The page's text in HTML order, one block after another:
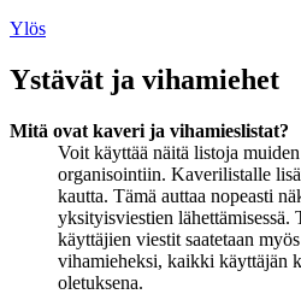
Ylös
Ystävät ja vihamiehet
Mitä ovat kaveri ja vihamieslistat?
Voit käyttää näitä listoja
organisointiin. Kaverilistalle
kautta. Tämä auttaa nopeasti
yksityisviestien lähettämisessä.
käyttäjien viestit saatetaan
vihamieheksi, kaikki käyttäjän
oletuksena.